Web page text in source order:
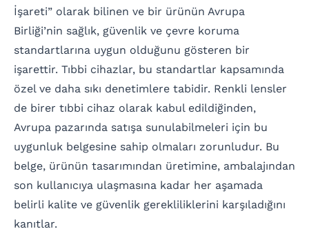
İşareti” olarak bilinen ve bir ürünün Avrupa
Birliği’nin sağlık, güvenlik ve çevre koruma
standartlarına uygun olduğunu gösteren bir
işarettir. Tıbbi cihazlar, bu standartlar kapsamında
özel ve daha sıkı denetimlere tabidir. Renkli lensler
de birer tıbbi cihaz olarak kabul edildiğinden,
Avrupa pazarında satışa sunulabilmeleri için bu
uygunluk belgesine sahip olmaları zorunludur. Bu
belge, ürünün tasarımından üretimine, ambalajından
son kullanıcıya ulaşmasına kadar her aşamada
belirli kalite ve güvenlik gerekliliklerini karşıladığını
kanıtlar.